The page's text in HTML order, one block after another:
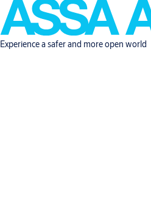
Experience a safer and more open world